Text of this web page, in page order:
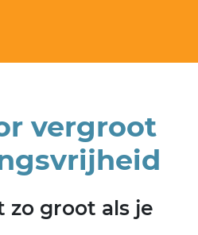
vergroot
zo groot als je